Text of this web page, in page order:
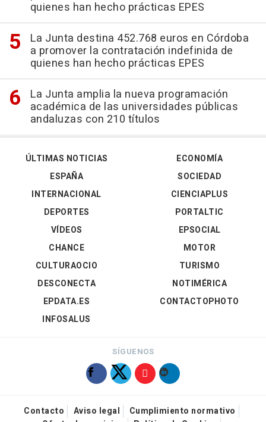
quienes han hecho prácticas EPES
La Junta destina 452.768 euros en Córdoba
a promover la contratación indefinida de
quienes han hecho prácticas EPES
La Junta amplia la nueva programación
académica de las universidades públicas
andaluzas con 210 títulos
ÚLTIMAS NOTICIAS
ESPAÑA
INTERNACIONAL
DEPORTES
VÍDEOS
ECONOMÍA
SOCIEDAD
CIENCIAPLUS
PORTALTIC
EPSOCIAL
CHANCE
CULTURAOCIO
DESCONECTA
EPDATA.ES
INFOSALUS
MOTOR
TURISMO
NOTIMÉRICA
CONTACTOPHOTO
SÍGUENOS
Contacto Aviso legal
Cumplimiento normativo